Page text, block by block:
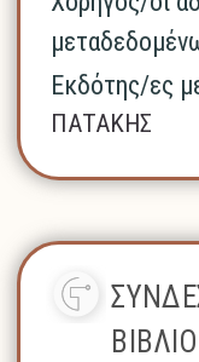
Εκδότης/ες
ΠΑΤΑΚΗΣ
ΒΙΒΛΙΟ